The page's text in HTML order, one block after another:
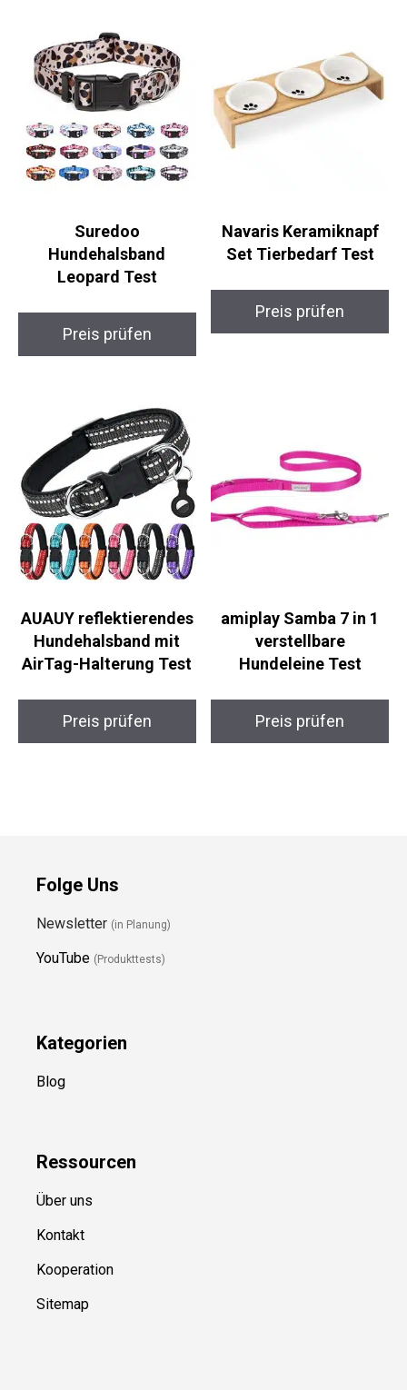
Suredoo
Hundehalsband
Leopard Test
Preis prüfen
Navaris Keramiknapf
Set Tierbedarf Test
Preis prüfen
AUAUY reflektierendes
Hundehalsband mit
AirTag-Halterung Test
Preis prüfen
amiplay Samba 7 in 1
verstellbare
Hundeleine Test
Preis prüfen
Folge Uns
Newsletter (in Planung)
YouTube (Produkttests)
Kategorien
Blog
Ressourcen
Über uns
Kontakt
Kooperation
Sitemap